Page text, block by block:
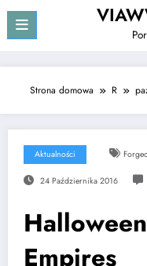
treści
Strona domowa R
Aktualności
24 Października 2016
Empires